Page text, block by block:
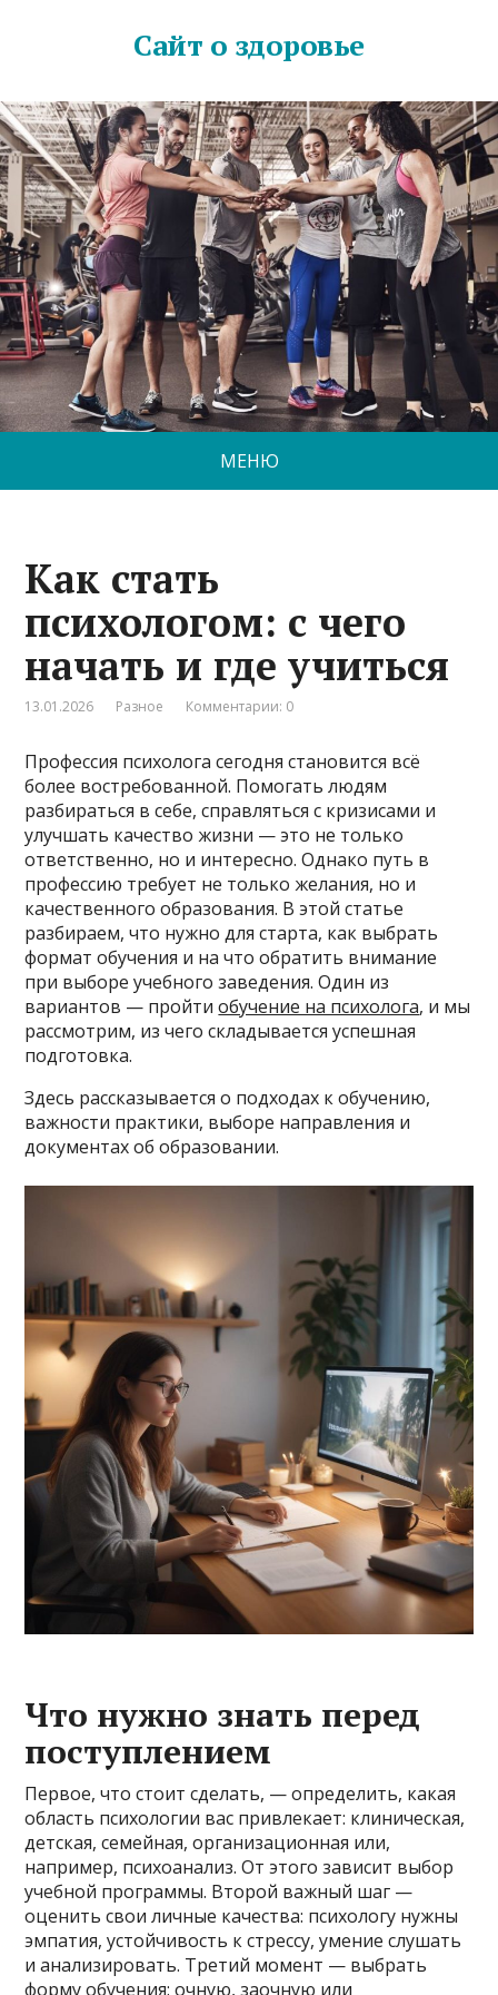
Сайт о здоровье
МЕНЮ
Как стать
психологом: с чего
начать и где учиться
13.01.2026 Разное Комментарии: 0
Профессия психолога сегодня становится всё
более востребованной. Помогать людям
разбираться в себе, справляться с кризисами и
улучшать качество жизни — это не только
ответственно, но и интересно. Однако путь в
профессию требует не только желания, но и
качественного образования. В этой статье
разбираем, что нужно для старта, как выбрать
формат обучения и на что обратить внимание
при выборе учебного заведения. Один из
вариантов — пройтиобучение на психолога, и мы
рассмотрим, из чего складывается успешная
подготовка.
Здесь рассказывается о подходах к обучению,
важности практики, выборе направления и
документах об образовании.
Что нужно знать перед
поступлением
Первое, что стоит сделать, — определить, какая
область психологии вас привлекает: клиническая,
детская, семейная, организационная или,
например, психоанализ. От этого зависит выбор
учебной программы. Второй важный шаг —
оценить свои личные качества: психологу нужны
эмпатия, устойчивость к стрессу, умение слушать
и анализировать. Третий момент — выбрать
форму обучения: очную, заочную или